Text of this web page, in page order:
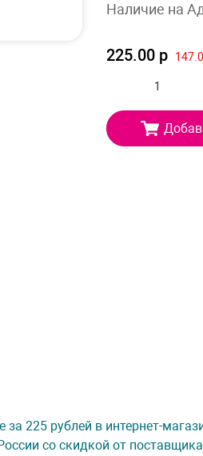
Наличие на
225.00 р
225 рублей в интернет-
со скидкой от